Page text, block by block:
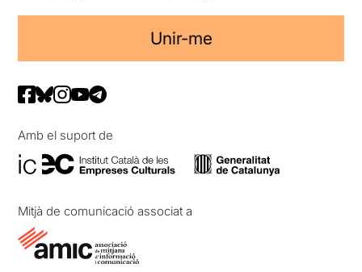
Unir-me
Amb el suport de
Mitjà de comunicació associat a